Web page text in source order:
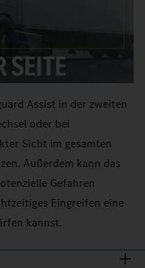
Assist in der zweiten
oder bei
Sicht im gesamten
Außerdem kann das
Gefahren
Eingreifen eine
kannst.